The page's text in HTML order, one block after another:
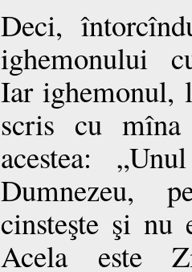
Deci,
ighemonului
Iar ighemonul,
scris cu
acestea:
Dumnezeu,
cinsteşte şi nu
Acela este